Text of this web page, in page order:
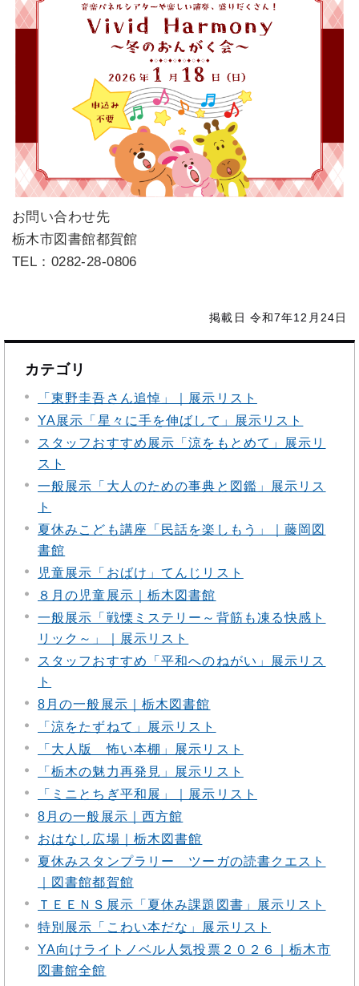
お問い合わせ先
栃木市図書館都賀館
TEL：0282-28-0806
掲載日 令和7年12月24日
カテゴリ
「東野圭吾さん追悼」｜展示リスト
YA展示「星々に手を伸ばして」展示リスト
スタッフおすすめ展示「涼をもとめて」展示リ
スト
一般展示「大人のための事典と図鑑」展示リス
ト
夏休みこども講座「民話を楽しもう」｜藤岡図
書館
児童展示「おばけ」てんじリスト
８月の児童展示｜栃木図書館
一般展示「戦慄ミステリー～背筋も凍る快感ト
リック～」｜展示リスト
スタッフおすすめ「平和へのねがい」展示リス
ト
8月の一般展示｜栃木図書館
「涼をたずねて」展示リスト
「大人版 怖い本棚」展示リスト
「栃木の魅力再発見」展示リスト
「ミニとちぎ平和展」｜展示リスト
8月の一般展示｜西方館
おはなし広場｜栃木図書館
夏休みスタンプラリー ツーガの読書クエスト
｜図書館都賀館
ＴＥＥＮＳ展示「夏休み課題図書」展示リスト
特別展示「こわい本だな」展示リスト
YA向けライトノベル人気投票２０２６｜栃木市
図書館全館